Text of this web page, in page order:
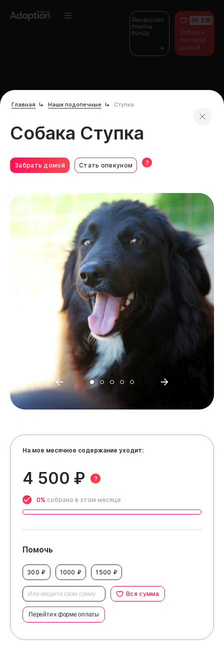
Финансово
помочь
фонду
30 235
Забрать
питомца
домой
Главная Наши подопечные Ступка
Собака Ступка
Забрать домой Стать опекуном ?
На мое месячное содержание уходит:
4 500 ₽ ?
0% собрано в этом месяце
Помочь
300 ₽ 1000 ₽ 1500 ₽
Вся сумма
Перейти к форме оплаты